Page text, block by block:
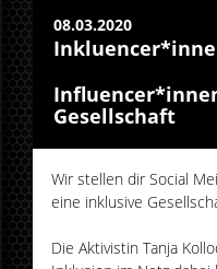
08.03.2020
Gesellschaft
Wir stellen dir Social
eine inklusive
Die Aktivistin Tanja